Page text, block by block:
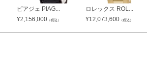
ピアジェ PIAG...
¥2,156,000 （税込）
ロレックス ROL...
¥12,073,600 （税込）